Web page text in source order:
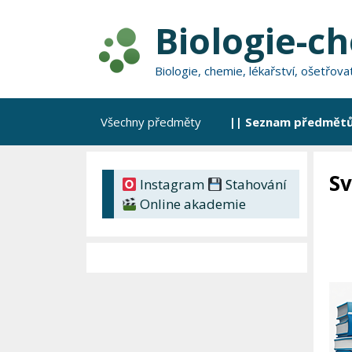
Biologie-
Biologie, chemie, lékařství,
Všechny předměty || Seznam
Instagram
Stahování
Online akademie